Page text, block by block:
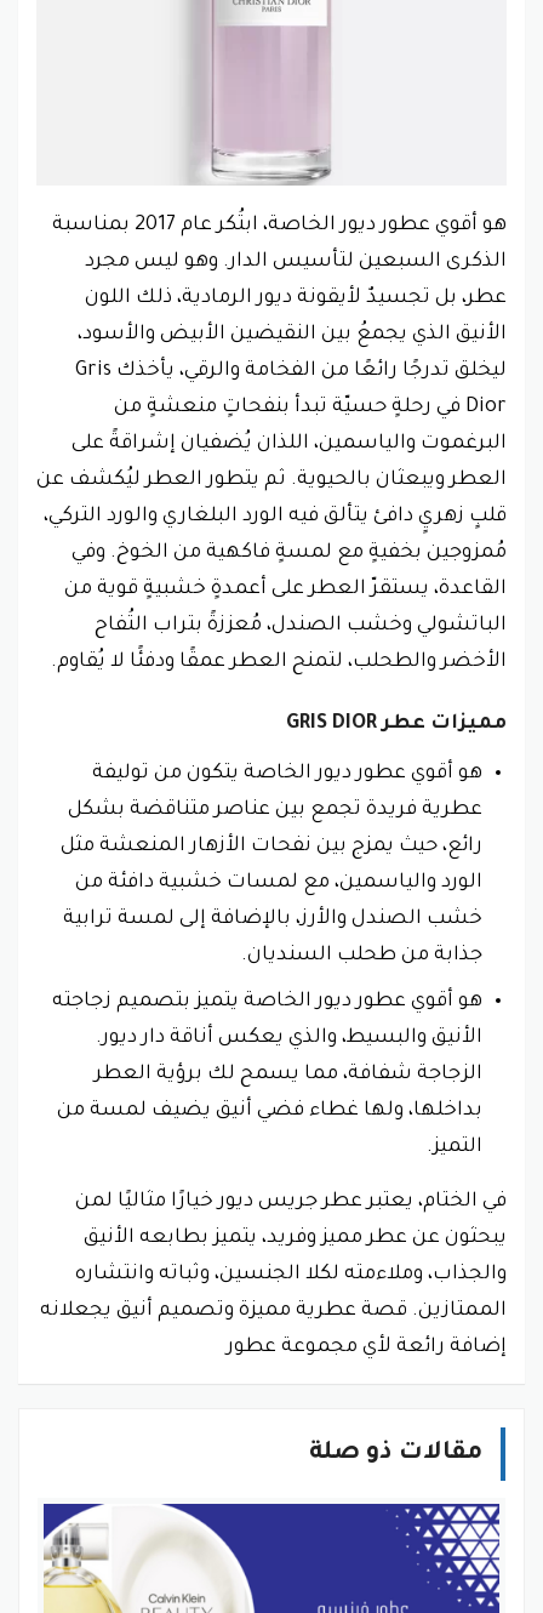
هو أقوي عطور ديور الخاصة، ابتُكر عام 2017 بمناسبة
الذكرى السبعين لتأسيس الدار. وهو ليس مجرد
عطر، بل تجسيدٌ لأيقونة ديور الرمادية، ذلك اللون
الأنيق الذي يجمعُ بين النقيضين الأبيض والأسود،
ليخلق تدرجًا رائعًا من الفخامة والرقي، يأخذك Gris
Dior في رحلةٍ حسيّة تبدأ بنفحاتٍ منعشةٍ من
البرغموت والياسمين، اللذان يُضفيان إشراقةً على
العطر ويبعثان بالحيوية. ثم يتطور العطر ليُكشف عن
قلبٍ زهريٍ دافئ يتألق فيه الورد البلغاري والورد التركي،
مُمزوجين بخفيةٍ مع لمسةٍ فاكهية من الخوخ. وفي
القاعدة، يستقرّ العطر على أعمدةٍ خشبيةٍ قوية من
الباتشولي وخشب الصندل، مُعززةً بتراب التُفاح
الأخضر والطحلب، لتمنح العطر عمقًا ودفئًا لا يُقاوم.
مميزات عطر GRIS DIOR
هو أقوي عطور ديور الخاصة يتكون من توليفة
عطرية فريدة تجمع بين عناصر متناقضة بشكل
رائع، حيث يمزج بين نفحات الأزهار المنعشة مثل
الورد والياسمين، مع لمسات خشبية دافئة من
خشب الصندل والأرز، بالإضافة إلى لمسة ترابية
جذابة من طحلب السنديان.
هو أقوي عطور ديور الخاصة يتميز بتصميم زجاجته
الأنيق والبسيط، والذي يعكس أناقة دار ديور.
الزجاجة شفافة، مما يسمح لك برؤية العطر
بداخلها، ولها غطاء فضي أنيق يضيف لمسة من
التميز.
في الختام، يعتبر عطر جريس ديور خيارًا مثاليًا لمن
يبحثون عن عطر مميز وفريد، يتميز بطابعه الأنيق
والجذاب، وملاءمته لكلا الجنسين، وثباته وانتشاره
الممتازين. قصة عطرية مميزة وتصميم أنيق يجعلانه
إضافة رائعة لأي مجموعة عطور
مقالات ذو صلة